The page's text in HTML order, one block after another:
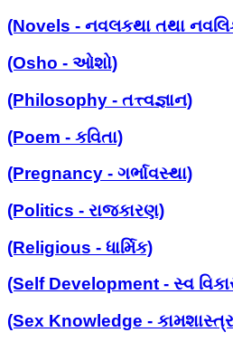
(Novels - નવલકથા તથા
(Osho - ઓશો)
(Philosophy - તત્ત્વજ્ઞાન)
(Poem - કવિતા)
(Pregnancy - ગર્ભાવસ્થા)
(Politics - રાજકારણ)
(Religious - ધાર્મિક)
(Self Development - સ્વ
(Sex Knowledge -